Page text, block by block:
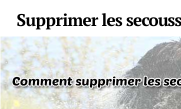
Supprimer les